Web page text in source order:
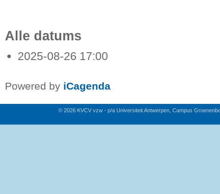
Alle datums
2025-08-26 17:00
Powered by iCagenda
© 2026 KVCV vzw - p/a Universiteit Antwerpen, Campus